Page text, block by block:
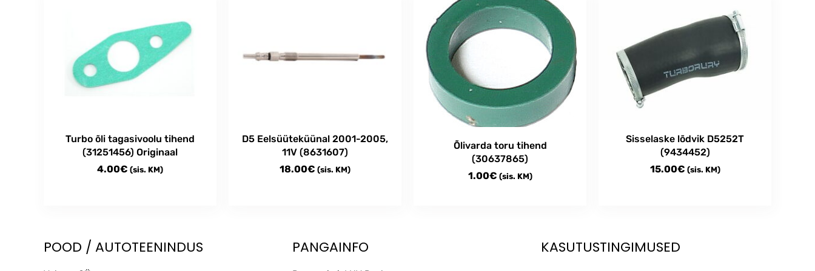
Turbo õli tagasivoolu tihend
(31251456) Originaal
4.00€ (sis. KM)
D5 Eelsüüteküünal 2001-2005,
11V (8631607)
18.00€ (sis. KM)
Õlivarda toru tihend
(30637865)
1.00€ (sis. KM)
Sisselaske lõdvik D5252T
(9434452)
15.00€ (sis. KM)
POOD / AUTOTEENINDUS PANGAINFO KASUTUSTINGIMUSED